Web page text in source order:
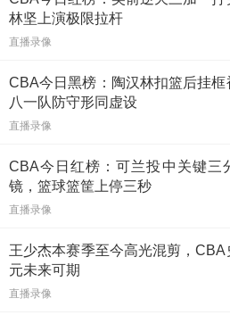
林坚上演极限拉杆
直播录像
CBA今日黑榜：陶汉林扣篮后挂框
八一队防守形同虚设
直播录像
CBA今日红榜：可兰投中关键三
镜，篮球篮筐上停三秒
直播录像
王少杰本赛季至今高光混剪，CBA
元未来可期
直播录像